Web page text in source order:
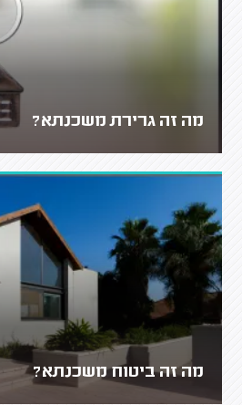
מה זה גרירת משכנתא?
מה זה ביטוח משכנתא?